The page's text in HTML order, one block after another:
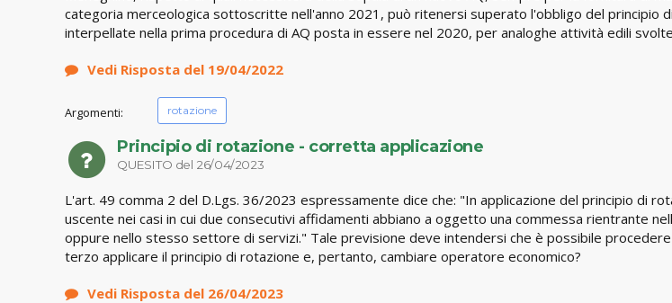
categoria merceologica sottoscritte nell'anno 2021, può ritenersi superato l'obbligo del
interpellate nella prima procedura di AQ posta in essere nel 2020, per analoghe attività edili
Vedi Risposta del 19/04/2022
Argomenti: rotazione
Principio di rotazione - corretta applicazione
QUESITO del 26/04/2023
L'art. 49 comma 2 del D.Lgs. 36/2023 espressamente dice che: "In applicazione del principio di
uscente nei casi in cui due consecutivi affidamenti abbiano a oggetto una commessa rientrante
oppure nello stesso settore di servizi." Tale previsione deve intendersi che è possibile
terzo applicare il principio di rotazione e, pertanto, cambiare operatore economico?
Vedi Risposta del 26/04/2023